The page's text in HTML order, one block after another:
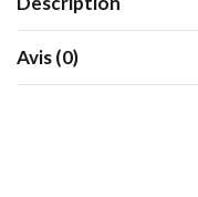
Avis (0)